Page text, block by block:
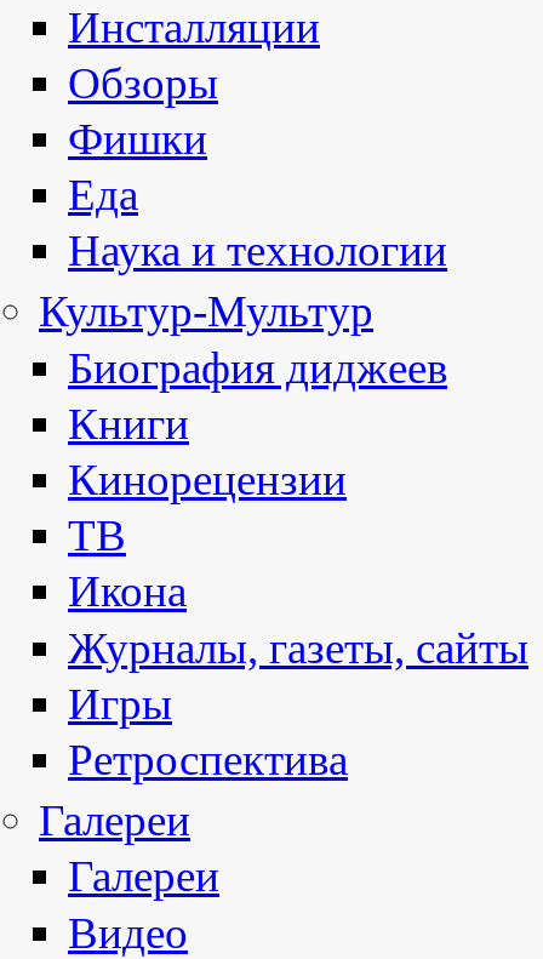
Инсталляции
Обзоры
Фишки
Еда
Наука и технологии
Культур-Мультур
Биография диджеев
Книги
Кинорецензии
ТВ
Икона
Журналы, газеты, сайты
Игры
Ретроспектива
Галереи
Галереи
Видео